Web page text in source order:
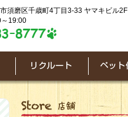
須磨区千歳町4丁目3-33 ヤマキビル2F
19:00